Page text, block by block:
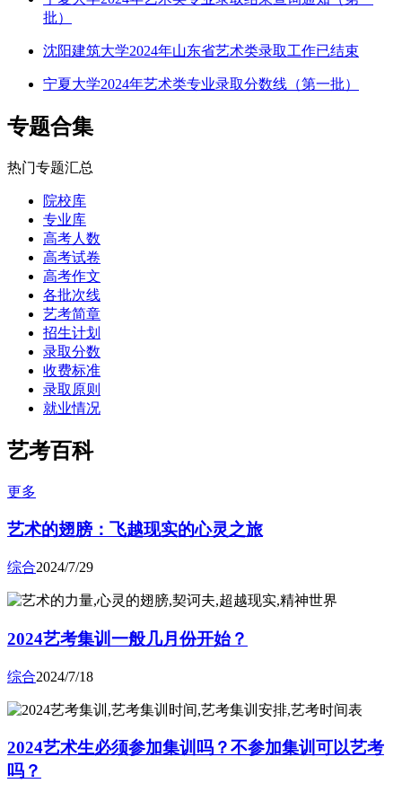
批）
沈阳建筑大学2024年山东省艺术类录取工作已结束
宁夏大学2024年艺术类专业录取分数线（第一批）
专题合集
热门专题汇总
院校库
专业库
高考人数
高考试卷
高考作文
各批次线
艺考简章
招生计划
录取分数
收费标准
录取原则
就业情况
艺考百科
更多
艺术的翅膀：飞越现实的心灵之旅
综合2024/7/29
2024艺考集训一般几月份开始？
综合2024/7/18
2024艺术生必须参加集训吗？不参加集训可以艺考
吗？